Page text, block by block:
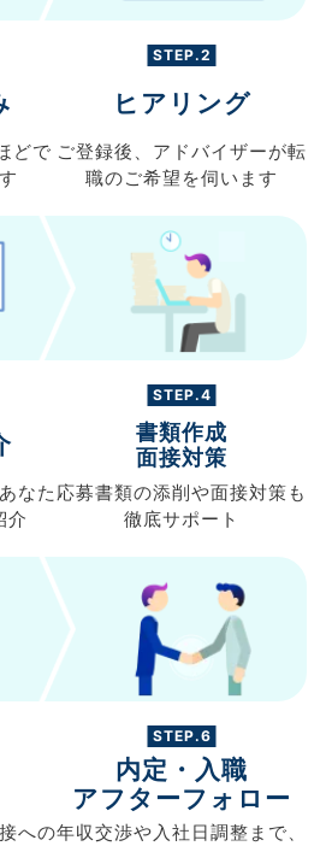
どで
STEP.2
ヒアリング
ご登録後、 アドバイザーが転
職のご希望を伺います
あなた
介
STEP.4
書類作成
面接対策
応募書類の添削や面接対策も
徹底サポート
への
STEP.6
内定・入職
アフターフォロー
年収交渉や入社日調整まで、